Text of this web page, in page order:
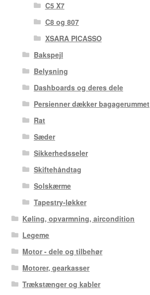
C5 X7
C8 og 807
XSARA PICASSO
Bakspejl
Belysning
Dashboards og deres dele
Persienner dækker bagagerummet
Rat
Sæder
Sikkerhedsseler
Skiftehåndtag
Solskærme
Tapestry-løkker
Køling, opvarmning, aircondition
Legeme
Motor - dele og tilbehør
Motorer, gearkasser
Trækstænger og kabler